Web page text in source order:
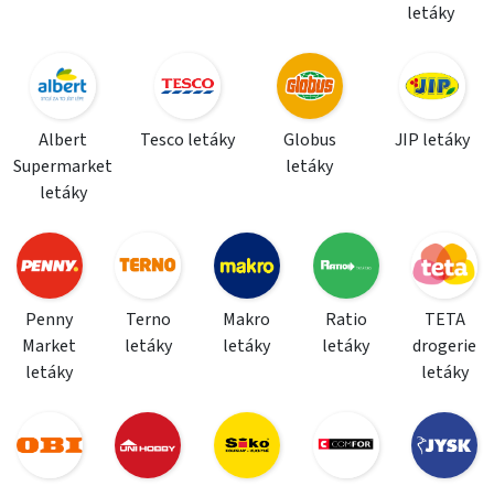
letáky
Albert
Supermarket
letáky
Tesco letáky
Globus
letáky
JIP letáky
Penny
Market
letáky
Terno
letáky
Makro
letáky
Ratio
letáky
TETA
drogerie
letáky